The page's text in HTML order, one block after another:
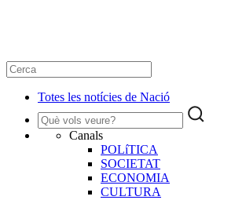
Totes les notícies de Nació
Canals
POLíTICA
SOCIETAT
ECONOMIA
CULTURA